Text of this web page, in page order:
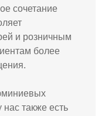
сочетание
и розничным
более
также есть